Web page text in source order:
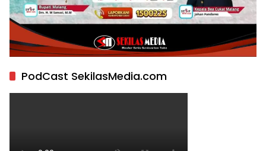
PodCast SekilasMedia.com